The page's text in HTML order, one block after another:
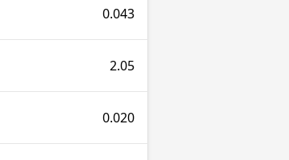
0.043
2.05
0.020